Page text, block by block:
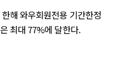
해 와우회원전용 기간한정
최대 77%에 달한다.